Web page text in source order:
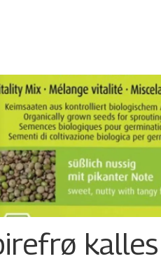
kalles